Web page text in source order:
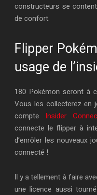
constructeurs se
de confort.
Flipper
usage de
180 Pokémon seront à
Vous les collecterez en
compte Insider
connecte le flipper à
d’enrôler les nouveaux
connecté !
Il y a tellement à faire
une licence aussi